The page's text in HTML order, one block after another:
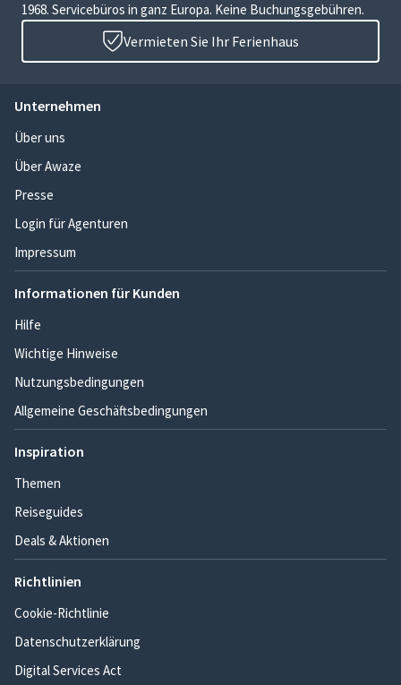
1968. Servicebüros in ganz Europa. Keine Buchungsgebühren.
Vermieten Sie Ihr Ferienhaus
Unternehmen
Über uns
Über Awaze
Presse
Login für Agenturen
Impressum
Informationen für Kunden
Hilfe
Wichtige Hinweise
Nutzungsbedingungen
Allgemeine Geschäftsbedingungen
Inspiration
Themen
Reiseguides
Deals & Aktionen
Richtlinien
Cookie-Richtlinie
Datenschutzerklärung
Digital Services Act